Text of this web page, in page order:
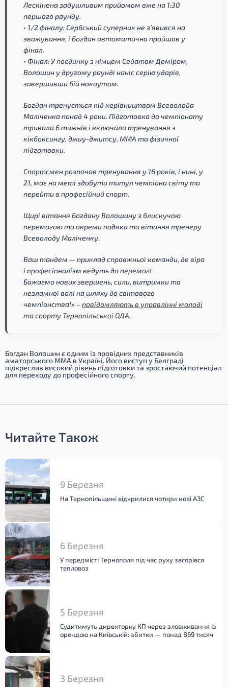
Лескінена задушливим прийомом вже на 1:30
першого раунду.
• 1/2 фіналу: Сербський суперник не з’явився на
зважування, і Богдан автоматично пройшов у
фінал.
• Фінал: У поєдинку з німцем Седатом Деміром,
Волошин у другому раунді наніс серію ударів,
завершивши бій нокаутом.
Богдан тренується під керівництвом Всеволода
Маліченка понад 4 роки. Підготовка до чемпіонату
тривала 6 тижнів і включала тренування з
кікбоксингу, джиу-джитсу, ММА та фізичної
підготовки.
Спортсмен розпочав тренування у 16 років, і нині, у
21, має на меті здобути титул чемпіона світу та
перейти в професійний спорт.
Щирі вітання Богдану Волошину з блискучою
перемогою та окрема подяка та вітання тренеру
Всеволоду Маліченку.
Ваш тандем — приклад справжньої команди, де віра
і професіоналізм ведуть до перемог!
Бажаємо нових звершень, сили, витримки та
незламної волі на шляху до світового
чемпіонства!» –повідомляють в управлінні молоді
та спорту Тернопільської ОДА.
Богдан Волошин є одним із провідних представників
аматорського ММА в Україні. Його виступ у Белграді
підкреслив високий рівень підготовки та зростаючий потенціал
для переходу до професійного спорту.
Читайте Також
9 Березня
На Тернопільщині відкрилися чотири нові АЗС
6 Березня
У передмісті Тернополя під час руху загорівся
тепловоз
5 Березня
Судитимуть директорку КП через зловживання із
орендою на Київській: збитки — понад 869 тисяч
3 Березня